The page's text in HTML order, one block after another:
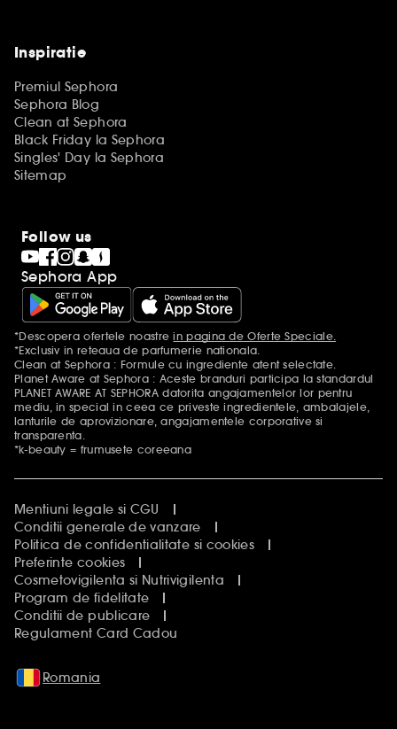
Inspiratie
Premiul Sephora
Sephora Blog
Clean at Sephora
Black Friday la Sephora
Singles' Day la Sephora
Sitemap
Follow us
Sephora App
Mentiuni aditionale
*Descopera ofertele noastrein pagina de Oferte Speciale.
*Exclusiv in reteaua de parfumerie nationala.
Clean at Sephora : Formule cu ingrediente atent selectate.
Planet Aware at Sephora : Aceste branduri participa la standardul
PLANET AWARE AT SEPHORA datorita angajamentelor lor pentru
mediu, in special in ceea ce priveste ingredientele, ambalajele,
lanturile de aprovizionare, angajamentele corporative si
transparenta.
*k-beauty = frumusete coreeana
Mentiuni legale si CGU
Conditii generale de vanzare
Politica de confidentialitate si cookies
Preferinte cookies
Cosmetovigilenta si Nutrivigilenta
Program de fidelitate
Conditii de publicare
Regulament Card Cadou
Romania